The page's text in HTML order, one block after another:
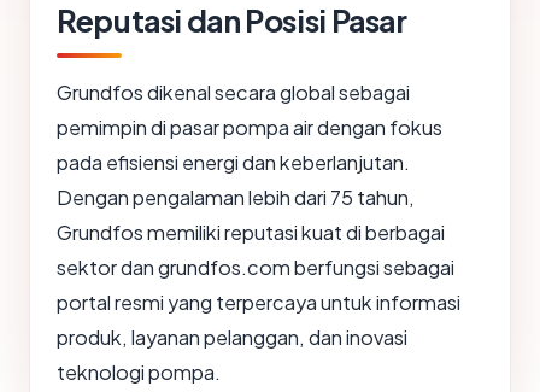
Reputasi dan Posisi Pasar
Grundfos dikenal secara global sebagai
pemimpin di pasar pompa air dengan fokus
pada efisiensi energi dan keberlanjutan.
Dengan pengalaman lebih dari 75 tahun,
Grundfos memiliki reputasi kuat di berbagai
sektor dan grundfos.com berfungsi sebagai
portal resmi yang terpercaya untuk informasi
produk, layanan pelanggan, dan inovasi
teknologi pompa.